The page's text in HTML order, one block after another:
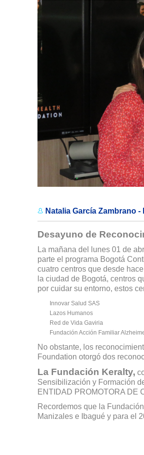
Natalia García Zambrano
Desayuno de
La mañana del lunes 01 de
parte el programa Bogotá
cuatro centros que desde
la ciudad de Bogotá, centros
por cuidar su entorno, estos
Innovar Salud SAS
Lazos Humanos
Red de Vida Gaviria
Fundación Acción Familiar
No obstante, los
Foundation otorgó dos
La Fundación Keralty,
Sensibilización y Formación
ENTIDAD PROMOTORA DE
Recordemos que la
Manizales e Ibagué y para el